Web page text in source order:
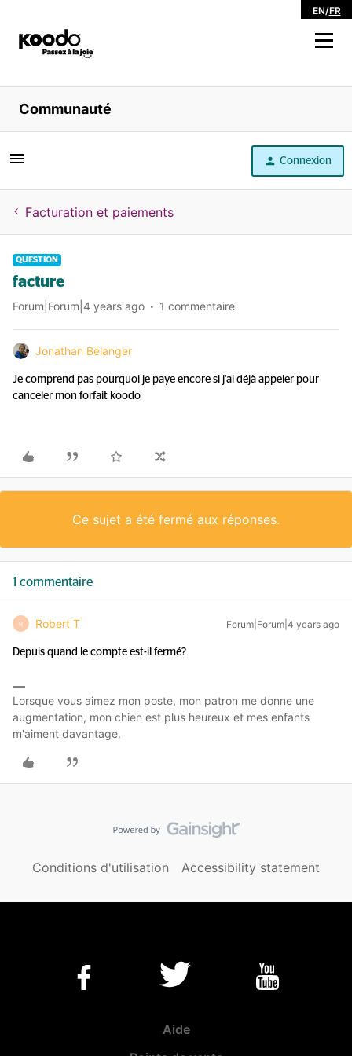
EN/FR
Magasiner
Libre service
Aide
Communauté
Connexion
Facturation et paiements
QUESTION
facture
Forum|Forum|4 years ago 1 commentaire
Jonathan Bélanger
Je comprend pas pourquoi je paye encore si j'ai déjà appeler pour
canceler mon forfait koodo
Ce sujet a été fermé aux réponses.
1 commentaire
R Robert T Forum|Forum|4 years ago
Depuis quand le compte est-il fermé?
Lorsque vous aimez mon poste, mon patron me donne une
augmentation, mon chien est plus heureux et mes enfants
m'aiment davantage.
Conditions d'utilisation Accessibility statement
Aide